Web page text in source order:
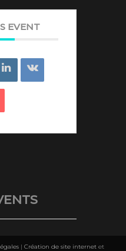
EVENT
| Création de site internetet